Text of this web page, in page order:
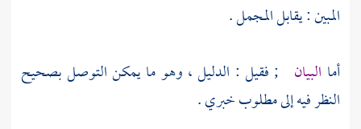
المبين : يقابل المجمل .
أما البيان ; فقيل : الدليل ، وهو ما يمكن التوصل بصحيح
النظر فيه إلى مطلوب خبري .